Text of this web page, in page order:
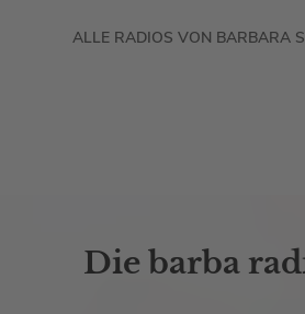
ALLE RADIOS VON BARBARA
Die barba